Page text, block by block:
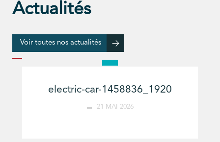
Actualités
Voir toutes nos actualités
electric-car-1458836_1920
21 MAI 2026